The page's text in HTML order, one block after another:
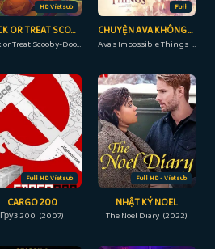
HD Vietsub
TRICK OR TREAT SCOOBY-DOO!
Trick or Treat Scooby-Doo! (2022)
Full
CHUYỆN AVA KHÔNG THỂ LÀM
Ava's Impossible Things (2016)
Full HD Vietsub
CARGO 200
Груз 200 (2007)
Full HD - Vietsub
NHẬT KÝ NOEL
The Noel Diary (2022)